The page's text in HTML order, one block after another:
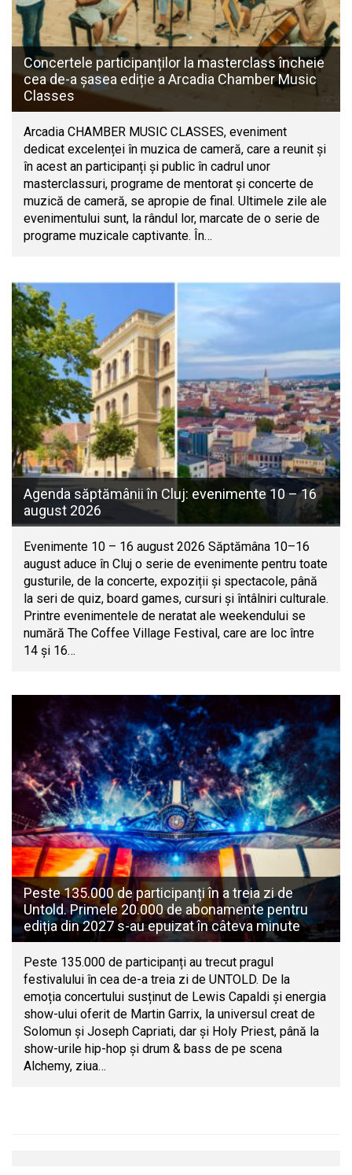
Concertele participanților la masterclass încheie
cea de-a șasea ediție a Arcadia Chamber Music
Classes
Arcadia CHAMBER MUSIC CLASSES, eveniment
dedicat excelenței în muzica de cameră, care a reunit și
în acest an participanți și public în cadrul unor
masterclassuri, programe de mentorat și concerte de
muzică de cameră, se apropie de final. Ultimele zile ale
evenimentului sunt, la rândul lor, marcate de o serie de
programe muzicale captivante. În…
Agenda săptămânii în Cluj: evenimente 10 – 16
august 2026
Evenimente 10 – 16 august 2026 Săptămâna 10–16
august aduce în Cluj o serie de evenimente pentru toate
gusturile, de la concerte, expoziții și spectacole, până
la seri de quiz, board games, cursuri și întâlniri culturale.
Printre evenimentele de neratat ale weekendului se
numără The Coffee Village Festival, care are loc între
14 și 16…
Peste 135.000 de participanți în a treia zi de
Untold. Primele 20.000 de abonamente pentru
ediția din 2027 s-au epuizat în câteva minute
Peste 135.000 de participanți au trecut pragul
festivalului în cea de-a treia zi de UNTOLD. De la
emoția concertului susținut de Lewis Capaldi și energia
show-ului oferit de Martin Garrix, la universul creat de
Solomun și Joseph Capriati, dar și Holy Priest, până la
show-urile hip-hop și drum & bass de pe scena
Alchemy, ziua…